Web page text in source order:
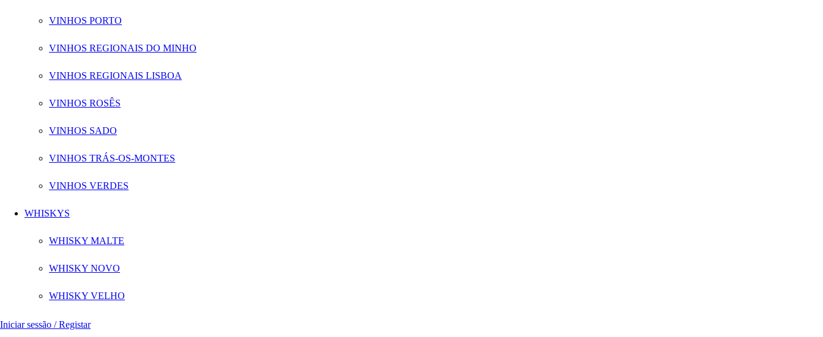
VINHOS PORTO
VINHOS REGIONAIS DO MINHO
VINHOS REGIONAIS LISBOA
VINHOS ROSÊS
VINHOS SADO
VINHOS TRÁS-OS-MONTES
VINHOS VERDES
WHISKYS
WHISKY MALTE
WHISKY NOVO
WHISKY VELHO
Iniciar sessão / Registar